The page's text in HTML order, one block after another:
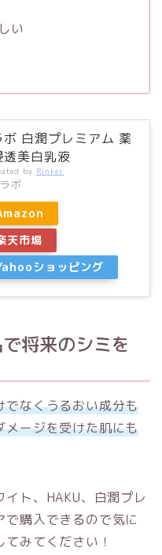
い
ボ 白潤プレミアム 薬
透美白乳液
by Rinker
ボ
天市場
ショッピング
将来のシミを
でなくうるおい成分も
メージを受けた肌にも
ト、HAKU、白潤プレ
購入できるので気に
みてください！